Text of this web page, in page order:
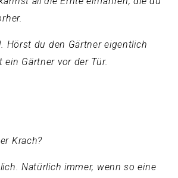
Hörst du den Gärtner eigentlich
ein Gärtner vor der Tür.
Krach?
Natürlich immer, wenn so eine